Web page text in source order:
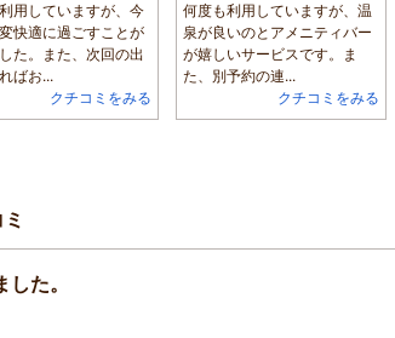
用していますが、今
快適に過ごすことが
た。また、次回の出
ばお...
クチコミをみる
何度も利用していますが、温
泉が良いのとアメニティバー
が嬉しいサービスです。ま
た、別予約の連...
クチコミをみる
た。